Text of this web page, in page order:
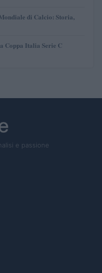
di Calcio: Storia,
Coppa Italia Serie C
e passione